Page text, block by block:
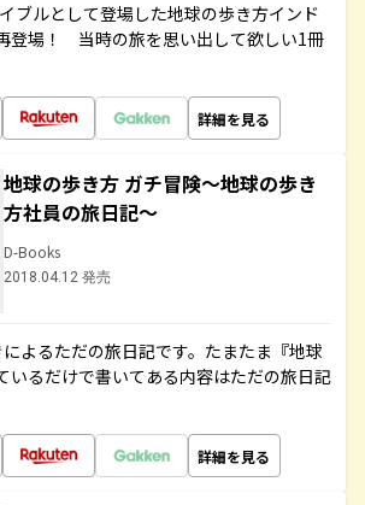
ブルとして登場した地球の歩き方インド
登場！ 当時の旅を思い出して欲しい1冊
詳細を見る
地球の歩き方 ガチ冒険～地球の歩き
方社員の旅日記～
D-Books
2018.04.12 発売
よるただの旅日記です。たまたま『地球
いるだけで書いてある内容はただの旅日記
詳細を見る